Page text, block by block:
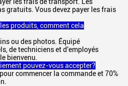
gratuits. Vous devez payer les frais
produits, comment cela
ou des photos. Équipé
de techniciens et d'employés
bienvenu.
pouvez-vous accepter?
commencer la commande et 70%